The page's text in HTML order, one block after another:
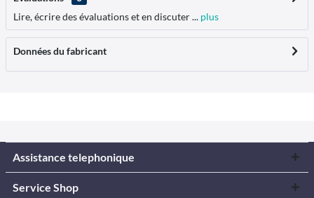
Lire, écrire des évaluations et en discuter ... plus
Données du fabricant
Assistance telephonique
Service Shop